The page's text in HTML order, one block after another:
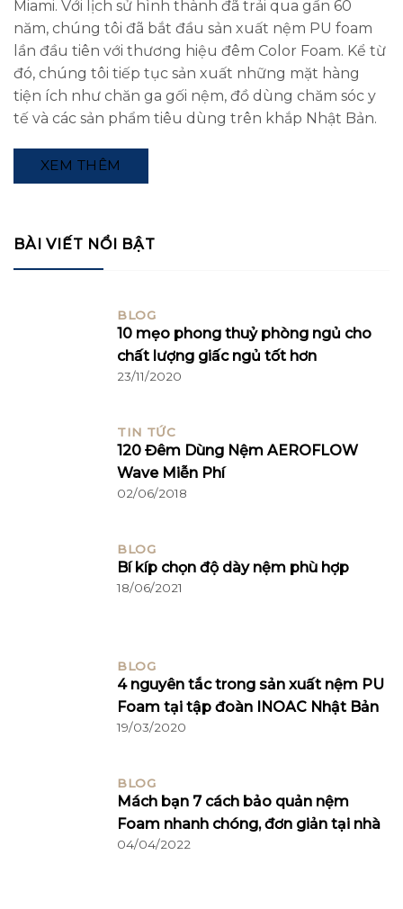
Miami. Với lịch sử hình thành đã trải qua gần 60
năm, chúng tôi đã bắt đầu sản xuất nệm PU foam
lần đầu tiên với thương hiệu đêm Color Foam. Kể từ
đó, chúng tôi tiếp tục sản xuất những mặt hàng
tiện ích như chăn ga gối nệm, đồ dùng chăm sóc y
tế và các sản phẩm tiêu dùng trên khắp Nhật Bản.
XEM THÊM
BÀI VIẾT NỔI BẬT
BLOG
10 mẹo phong thuỷ phòng ngủ cho
chất lượng giấc ngủ tốt hơn
23/11/2020
TIN TỨC
120 Đêm Dùng Nệm AEROFLOW
Wave Miễn Phí
02/06/2018
BLOG
Bí kíp chọn độ dày nệm phù hợp
18/06/2021
BLOG
4 nguyên tắc trong sản xuất nệm PU
Foam tại tập đoàn INOAC Nhật Bản
19/03/2020
BLOG
Mách bạn 7 cách bảo quản nệm
Foam nhanh chóng, đơn giản tại nhà
04/04/2022